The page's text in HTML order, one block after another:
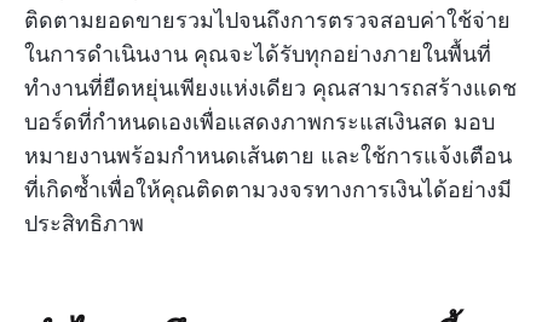
ติดตามยอดขายรวมไปจนถึงการตรวจสอบค่าใช้จ่าย
ในการดำเนินงาน คุณจะได้รับทุกอย่างภายในพื้นที่
ทำงานที่ยืดหยุ่นเพียงแห่งเดียว คุณสามารถสร้างแดช
บอร์ดที่กำหนดเองเพื่อแสดงภาพกระแสเงินสด มอบ
หมายงานพร้อมกำหนดเส้นตาย และใช้การแจ้งเตือน
ที่เกิดซ้ำเพื่อให้คุณติดตามวงจรทางการเงินได้อย่างมี
ประสิทธิภาพ